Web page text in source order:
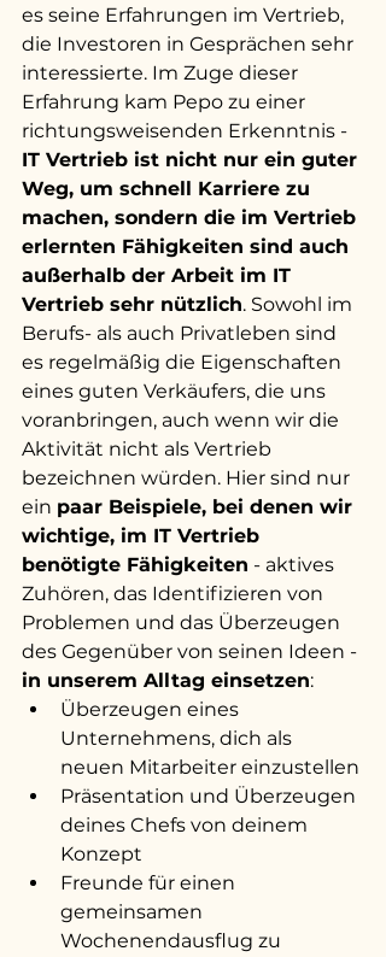
es seine Erfahrungen im Vertrieb,
die Investoren in Gesprächen sehr
interessierte. Im Zuge dieser
Erfahrung kam Pepo zu einer
richtungsweisenden Erkenntnis -
IT Vertrieb ist nicht nur ein guter
Weg, um schnell Karriere zu
machen, sondern die im Vertrieb
erlernten Fähigkeiten sind auch
außerhalb der Arbeit im IT
Vertrieb sehr nützlich. Sowohl im
Berufs- als auch Privatleben sind
es regelmäßig die Eigenschaften
eines guten Verkäufers, die uns
voranbringen, auch wenn wir die
Aktivität nicht als Vertrieb
bezeichnen würden. Hier sind nur
ein paar Beispiele, bei denen wir
wichtige, im IT Vertrieb
benötigte Fähigkeiten - aktives
Zuhören, das Identifizieren von
Problemen und das Überzeugen
des Gegenüber von seinen Ideen -
in unserem Alltag einsetzen:
Überzeugen eines
Unternehmens, dich als
neuen Mitarbeiter einzustellen
Präsentation und Überzeugen
deines Chefs von deinem
Konzept
Freunde für einen
gemeinsamen
Wochenendausflug zu